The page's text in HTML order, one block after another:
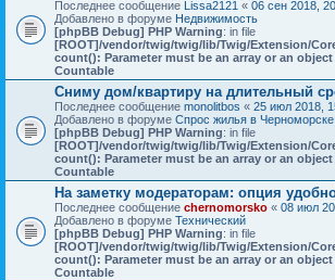
Последнее сообщение Lissa2121 « 06 сен 2018,
Добавлено в форуме Недвижимость
[phpBB Debug] PHP Warning: in file
[ROOT]/vendor/twig/twig/lib/Twig/Extension/
count(): Parameter must be an array or an
Countable
Сниму дом/квартиру на длительный
Последнее сообщение monolitbos « 25 июл 2018,
Добавлено в форуме Спрос жилья в Черноморске
[phpBB Debug] PHP Warning: in file
[ROOT]/vendor/twig/twig/lib/Twig/Extension/
count(): Parameter must be an array or an
Countable
На заметку модераторам: опция
Последнее сообщение chernomorsko « 08 июл
Добавлено в форуме Технический
[phpBB Debug] PHP Warning: in file
[ROOT]/vendor/twig/twig/lib/Twig/Extension/
count(): Parameter must be an array or an
Countable